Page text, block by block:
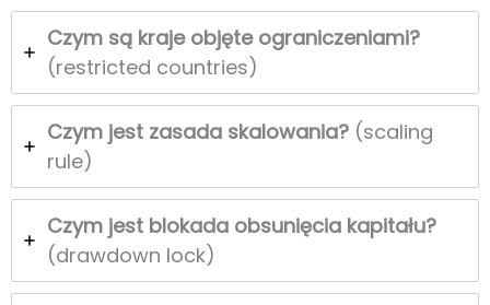
Czym są kraje objęte ograniczeniami?
(restricted countries)
Czym jest zasada skalowania? (scaling
rule)
Czym jest blokada obsunięcia kapitału?
(drawdown lock)